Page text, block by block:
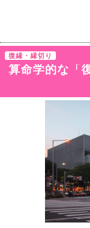
復縁・縁切り
算命学的な「